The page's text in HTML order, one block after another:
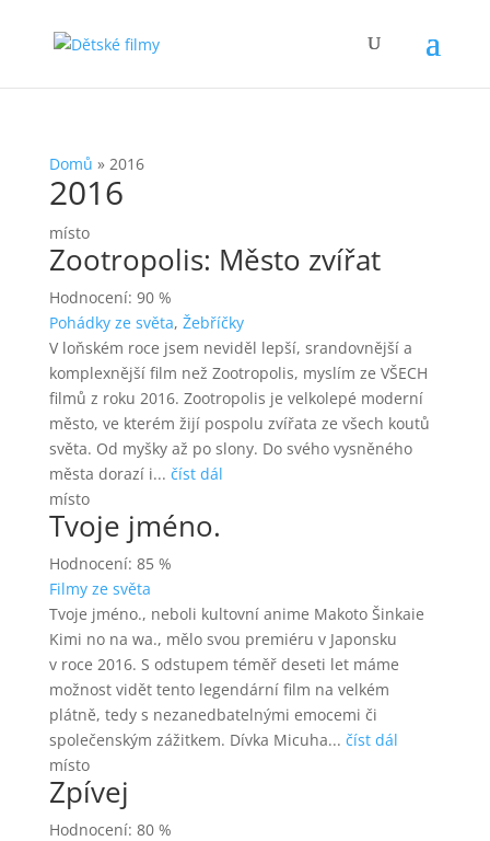
Domů » 2016
2016
místo
Zootropolis: Město zvířat
Hodnocení: 90 %
Pohádky ze světa, Žebříčky
V loňském roce jsem neviděl lepší, srandovnější a
komplexnější film než Zootropolis, myslím ze VŠECH
filmů z roku 2016. Zootropolis je velkolepé moderní
město, ve kterém žijí pospolu zvířata ze všech koutů
světa. Od myšky až po slony. Do svého vysněného
města dorazí i... číst dál
místo
Tvoje jméno.
Hodnocení: 85 %
Filmy ze světa
Tvoje jméno., neboli kultovní anime Makoto Šinkaie
Kimi no na wa., mělo svou premiéru v Japonsku
v roce 2016. S odstupem téměř deseti let máme
možnost vidět tento legendární film na velkém
plátně, tedy s nezanedbatelnými emocemi či
společenským zážitkem. Dívka Micuha... číst dál
místo
Zpívej
Hodnocení: 80 %